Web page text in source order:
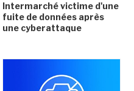
Intermarché victime d'une
fuite de données après
une cyberattaque